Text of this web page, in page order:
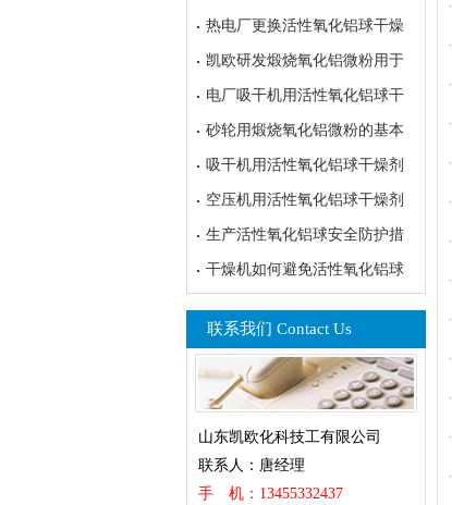
热电厂更换活性氧化铝球干燥
凯欧研发煅烧氧化铝微粉用于
电厂吸干机用活性氧化铝球干
砂轮用煅烧氧化铝微粉的基本
吸干机用活性氧化铝球干燥剂
空压机用活性氧化铝球干燥剂
生产活性氧化铝球安全防护措
干燥机如何避免活性氧化铝球
联系我们 Contact Us
山东凯欧化科技工有限公司
联系人：唐经理
手 机：13455332437